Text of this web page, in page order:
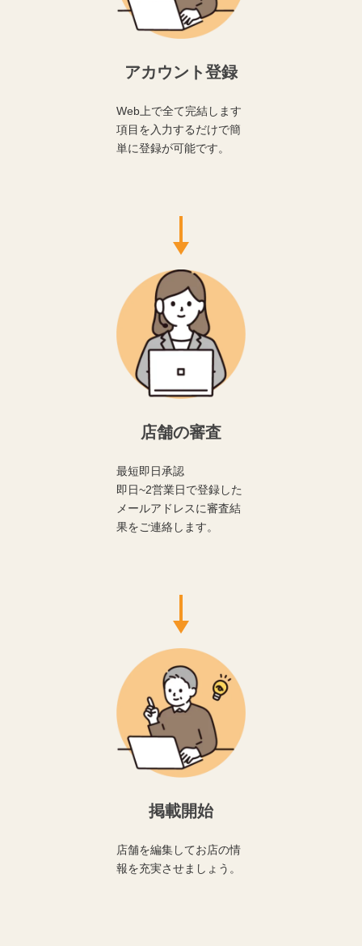
アカウント登録
Web上で全て完結します
項目を入力するだけで簡
単に登録が可能です。
店舗の審査
最短即日承認
即日~2営業日で登録した
メールアドレスに審査結
果をご連絡します。
掲載開始
店舗を編集してお店の情
報を充実させましょう。